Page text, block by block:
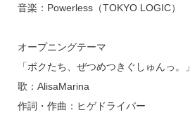
音楽：Powerless（TOKYO LOGIC）
オープニングテーマ
「ボクたち、ぜつめつきぐしゅんっ。」
歌：AlisaMarina
作詞・作曲：ヒゲドライバー